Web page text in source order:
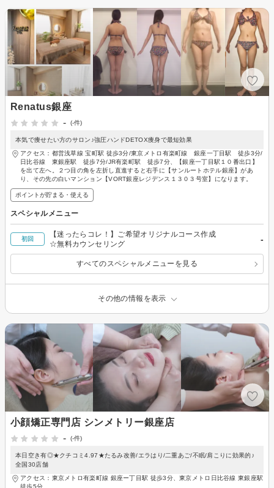
Renatus銀座
-
(-件)
本気で痩せたい方のサロン♪強圧ハンドDETOX痩身で最短効果
アクセス：都営浅草線 宝町駅 徒歩3分/東京メトロ有楽町線 銀座一丁目駅 徒歩3分/
日比谷線 東銀座駅 徒歩7分/JR有楽町駅 徒歩7分、【銀座一丁目駅１０番出口】
を出て左へ。２つ目の角を左折し直進すると右手に【サンルートホテル銀座】があ
り、その先の白いマンション【VORT銀座レジデンス１３０３号室】になります。
ポイントが貯まる・使える
スペシャルメニュー
初回
【迷ったらコレ！】ご希望オリジナルコース作成
☆無料カウンセリング
-
すべてのスペシャルメニューを見る
その他の情報を表示
小顔矯正専門店 シンメトリー銀座店
-
(-件)
本日空き有◎★クチコミ4.97★たるみ改善/エラはり/二重あご/不眠/肩こりに効果的♪
全国30店舗
アクセス：東京メトロ有楽町線 銀座ー丁目駅 徒歩3分、東京メトロ日比谷線 東銀座駅
徒歩5分